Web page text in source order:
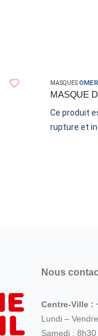
MASQUES OMER
Ce produit
rupture et
Nous
Centre-Ville :
Lundi –
Samedi :